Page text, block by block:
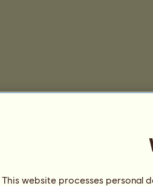
This website processes personal